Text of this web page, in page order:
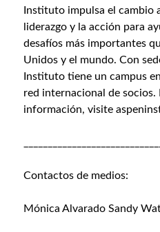
Instituto impulsa el cambio
liderazgo y la acción para
desafíos más importantes
Unidos y el mundo. Con
Instituto tiene un campus
red internacional de socios.
información, visite
Contactos de medios:
Mónica Alvarado Sandy